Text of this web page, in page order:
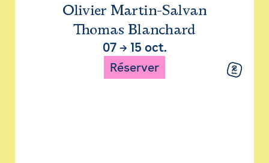
Olivier Martin-Salvan
Thomas Blanchard
07→ 15 oct.
Réserver